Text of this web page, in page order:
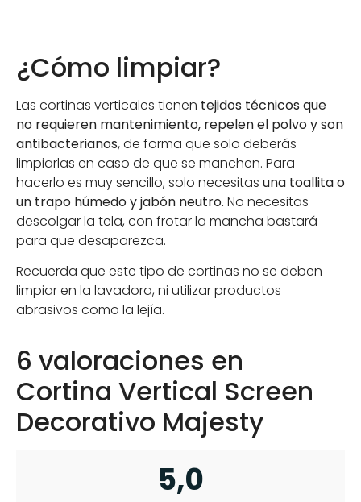
¿Cómo limpiar?
Las cortinas verticales tienen tejidos técnicos que
no requieren mantenimiento, repelen el polvo y son
antibacterianos,de forma que solo deberás
limpiarlas en caso de que se manchen. Para
hacerlo es muy sencillo, solo necesitas una toallita o
un trapo húmedo y jabón neutro. No necesitas
descolgar la tela, con frotar la mancha bastará
para que desaparezca.
Recuerda que este tipo de cortinas no se deben
limpiar en la lavadora, ni utilizar productos
abrasivos como la lejía.
6 valoraciones en
Cortina Vertical Screen
Decorativo Majesty
5,0